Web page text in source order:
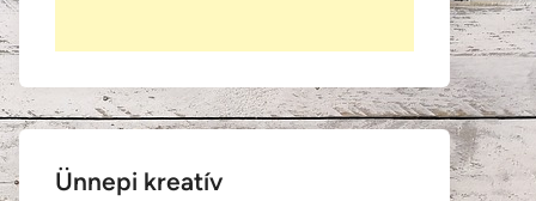
Ünnepi kreatív